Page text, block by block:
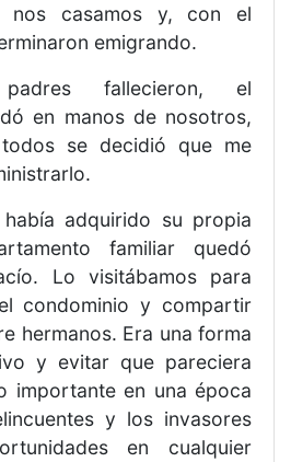
nos casamos y, con el
emigrando.
fallecieron, el
en manos de nosotros,
se decidió que me
adquirido su propia
familiar quedó
Lo visitábamos para
condominio y compartir
hermanos. Era una forma
y evitar que pareciera
importante en una época
y los invasores
en cualquier